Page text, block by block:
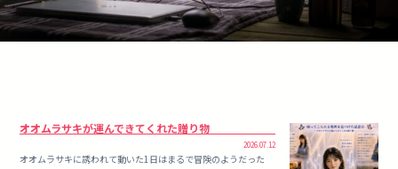
オオムラサキが運んできてくれた贈り物
2026.07.12
オオムラサキに誘われて動いた1日はまるで冒険のようだった